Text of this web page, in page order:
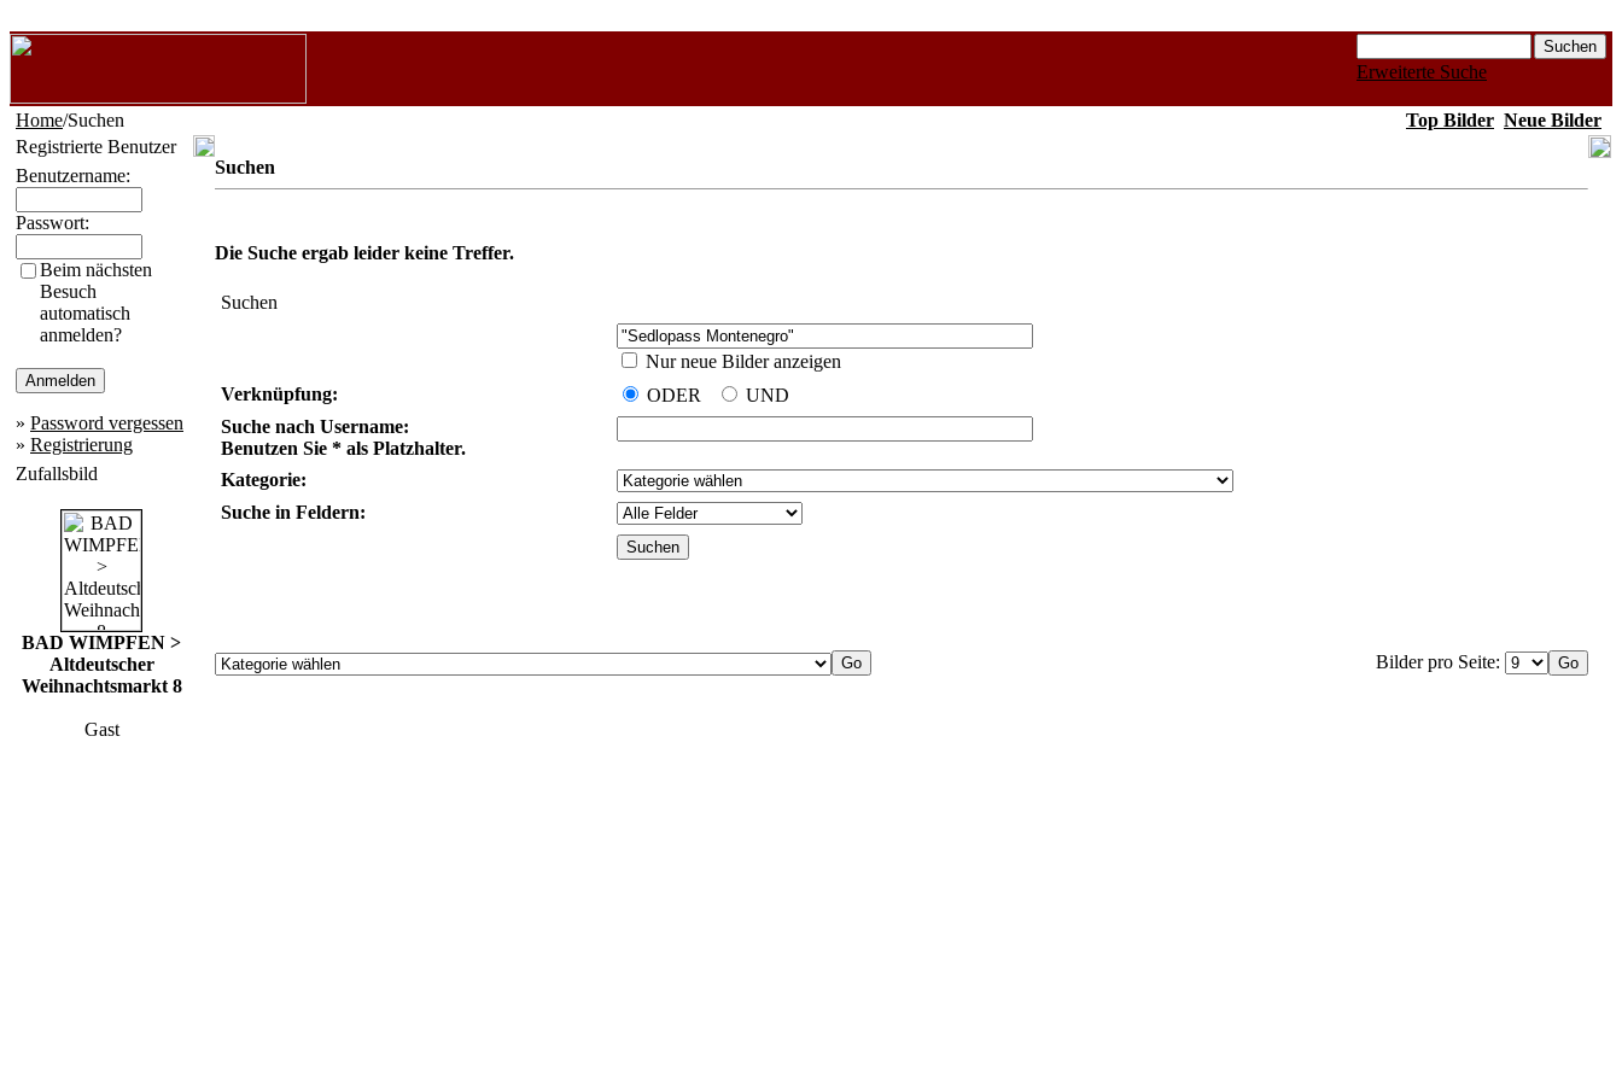
Erweiterte Suche
Home/Suchen Top Bilder Neue Bilder
Registrierte Benutzer
Benutzername:
Passwort:
Beim nächsten
Besuch
automatisch
anmelden?
» Password vergessen
» Registrierung
Zufallsbild
BAD WIMPFEN >
Altdeutscher
Weihnachtsmarkt 8
Gast
Suchen
Die Suche ergab leider keine Treffer.
Suchen
Nur neue Bilder anzeigen
Verknüpfung:
ODER
UND
Suche nach Username:
Benutzen Sie * als Platzhalter.
Kategorie:
Suche in Feldern:
Bilder pro Seite: